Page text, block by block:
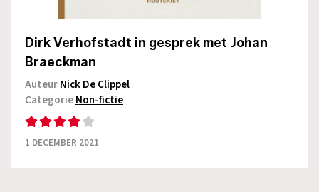
Dirk Verhofstadt in gesprek met Johan
Braeckman
AuteurNick De Clippel
CategorieNon-fictie
1 DECEMBER 2021